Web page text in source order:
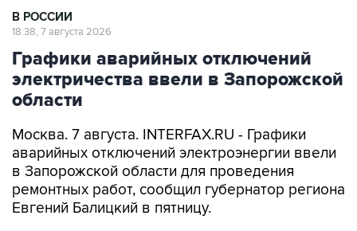
В РОССИИ
18:38, 7 августа 2026
Графики аварийных отключений
электричества ввели в Запорожской
области
Москва. 7 августа. INTERFAX.RU - Графики
аварийных отключений электроэнергии ввели
в Запорожской области для проведения
ремонтных работ, сообщил губернатор региона
Евгений Балицкий в пятницу.